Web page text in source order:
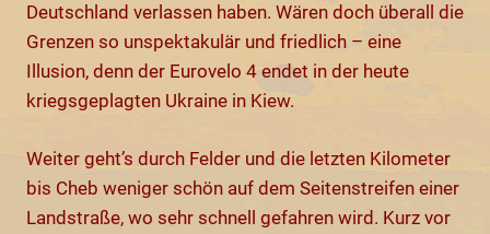
Deutschland verlassen haben. Wären doch überall die
Grenzen so unspektakulär und friedlich – eine
Illusion, denn der Eurovelo 4 endet in der heute
kriegsgeplagten Ukraine in Kiew.
Weiter geht’s durch Felder und die letzten Kilometer
bis Cheb weniger schön auf dem Seitenstreifen einer
Landstraße, wo sehr schnell gefahren wird. Kurz vor